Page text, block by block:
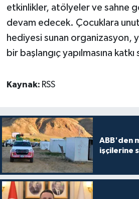
etkinlikler, atölyeler ve sahne
devam edecek. Çocuklara
hediyesi sunan organizasyon,
bir başlangıç yapılmasına katkı
Kaynak: RSS
ABB'den
işçilerine